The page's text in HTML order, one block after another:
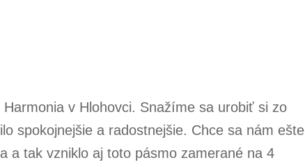
v Hlohovci. Snažíme sa urobiť si zo
spokojnejšie a radostnejšie. Chce sa nám ešte
a tak vzniklo aj toto pásmo zamerané na 4